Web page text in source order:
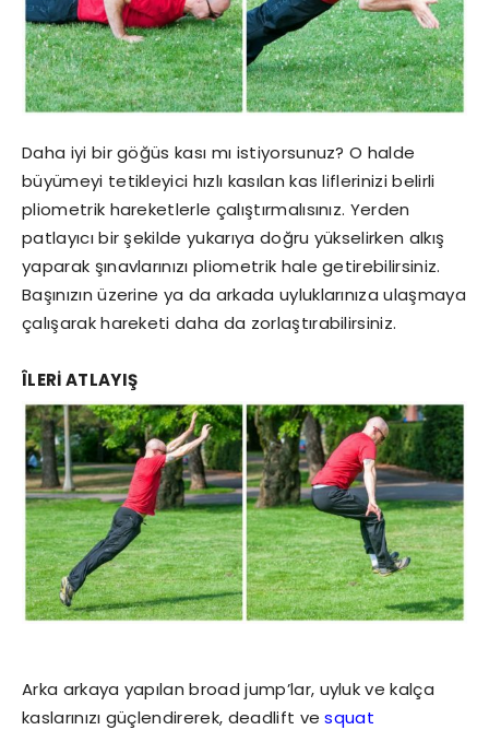
Daha iyi bir göğüs kası mı istiyorsunuz? O halde
büyümeyi tetikleyici hızlı kasılan kas liflerinizi belirli
pliometrik hareketlerle çalıştırmalısınız. Yerden
patlayıcı bir şekilde yukarıya doğru yükselirken alkış
yaparak şınavlarınızı pliometrik hale getirebilirsiniz.
Başınızın üzerine ya da arkada uyluklarınıza ulaşmaya
çalışarak hareketi daha da zorlaştırabilirsiniz.
ÎLERİ ATLAYIŞ
Arka arkaya yapılan broad jump’lar, uyluk ve kalça
kaslarınızı güçlendirerek, deadlift vesquat